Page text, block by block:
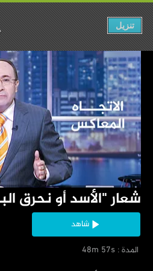
‏شعار "الأسد أو نحرق
شاهد
‏ المدة : 48m 57s
تنزيل